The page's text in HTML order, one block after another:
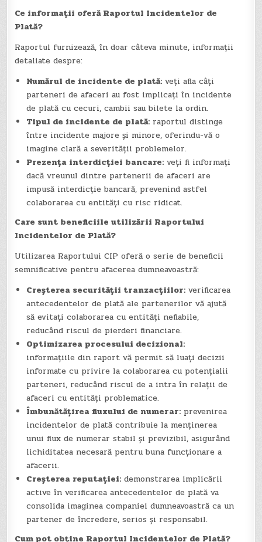
Ce informații oferă Raportul Incidentelor de
Plată?
Raportul furnizează, în doar câteva minute, informații
detaliate despre:
Numărul de incidente de plată: veți afla câți
parteneri de afaceri au fost implicați în incidente
de plată cu cecuri, cambii sau bilete la ordin.
Tipul de incidente de plată: raportul distinge
între incidente majore și minore, oferindu-vă o
imagine clară a severității problemelor.
Prezența interdicției bancare: veți fi informați
dacă vreunul dintre partenerii de afaceri are
impusă interdicție bancară, prevenind astfel
colaborarea cu entități cu risc ridicat.
Care sunt beneficiile utilizării Raportului
Incidentelor de Plată?
Utilizarea Raportului CIP oferă o serie de beneficii
semnificative pentru afacerea dumneavoastră:
Creșterea securității tranzacțiilor: verificarea
antecedentelor de plată ale partenerilor vă ajută
să evitați colaborarea cu entități nefiabile,
reducând riscul de pierderi financiare.
Optimizarea procesului decizional:
informațiile din raport vă permit să luați decizii
informate cu privire la colaborarea cu potențialii
parteneri, reducând riscul de a intra în relații de
afaceri cu entități problematice.
Îmbunătățirea fluxului de numerar: prevenirea
incidentelor de plată contribuie la menținerea
unui flux de numerar stabil și previzibil, asigurând
lichiditatea necesară pentru buna funcționare a
afacerii.
Creșterea reputației: demonstrarea implicării
active în verificarea antecedentelor de plată va
consolida imaginea companiei dumneavoastră ca un
partener de încredere, serios și responsabil.
Cum pot obține Raportul Incidentelor de Plată?